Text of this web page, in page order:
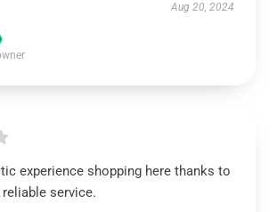
Aug 20, 2024
experience shopping here thanks to
service.